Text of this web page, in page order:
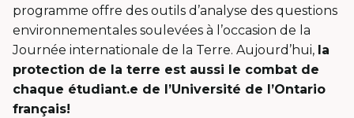
programme offre des outils d’analyse des questions
environnementales soulevées à l’occasion de la
Journée internationale de la Terre. Aujourd’hui, la
protection de la terre est aussi le combat de
chaque étudiant.e de l’Université de l’Ontario
français!